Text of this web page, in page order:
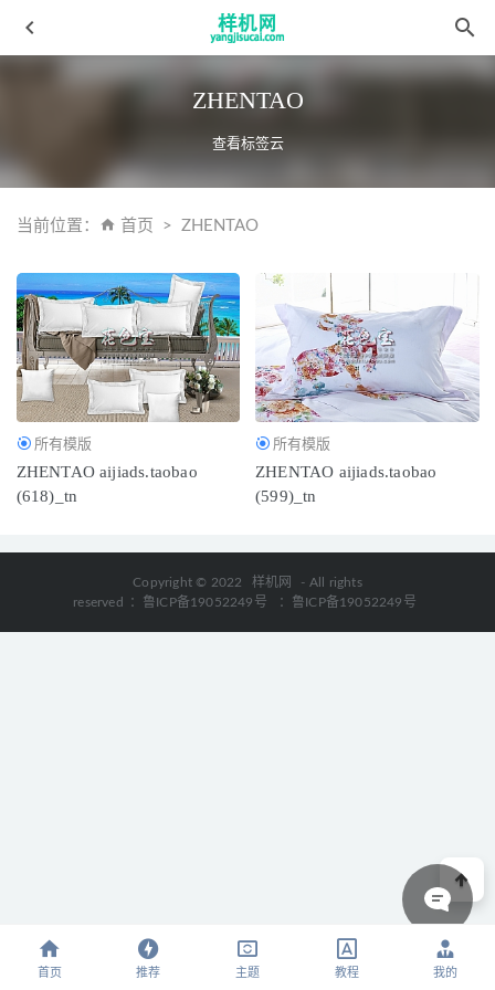
ZHENTAO
查看标签云
当前位置： 首页 ZHENTAO
所有模版
ZHENTAO aijiads.taobao
(618)_tn
所有模版
ZHENTAO aijiads.taobao
(599)_tn
Copyright © 2022 样机网
- All rights
reserved
：鲁ICP备19052249号 ：鲁ICP备19052249号
地毯花色宝(2579)智能xg 2022-04-10
全自动模板主图1 拷贝 2022-04-10
挂毯花色宝(1992)智能效果
2022-04-08
窗帘花色宝(2381)智能效果
2022-04-08
首页 推荐 主题 教程 我的